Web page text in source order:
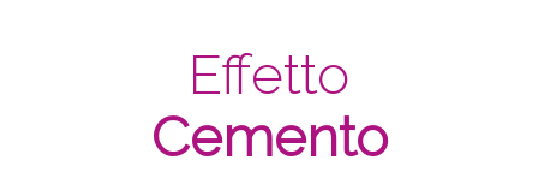
Effetto
Cemento